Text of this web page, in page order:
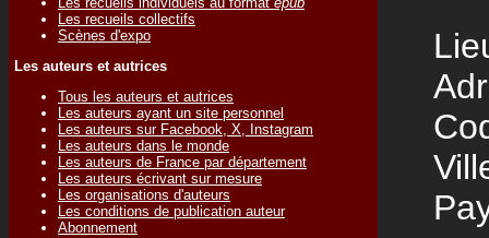
Les recueils collectifs
Scènes d'expo
Les auteurs et autrices
Tous les auteurs et autrices
Les auteurs ayant un site personnel
Les auteurs sur Facebook, X, Instagram
Les auteurs dans le monde
Les auteurs de France par département
Les auteurs écrivant sur mesure
Les organisations d'auteurs
Les conditions de publication auteur
Abonnement